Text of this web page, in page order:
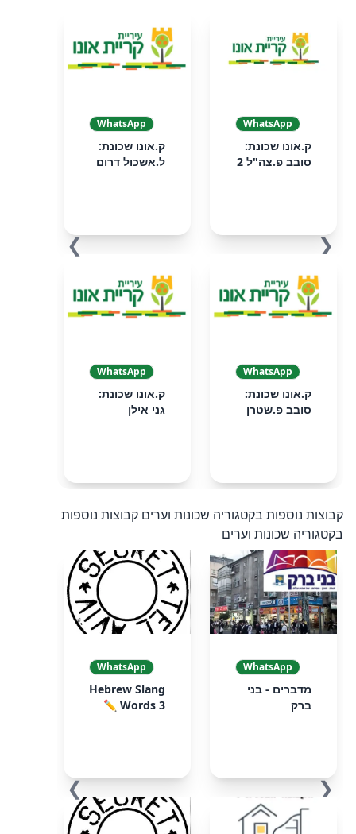
❮
WhatsApp
ק.אונו שכונת:
סובב פ.צה"ל 2
WhatsApp
ק.אונו שכונת:
ל.אשכול דרום
WhatsApp
ק.אונו שכונת:
סובב פ.שטרן
WhatsApp
ק.אונו שכונת:
גני אילן
❯
קבוצות נוספות בקטגוריה שכונות וערים קבוצות נוספות
בקטגוריה שכונות וערים
❮
WhatsApp
מדברים - בני
ברק
WhatsApp
Hebrew Slang
Words 3 ✏️
❯